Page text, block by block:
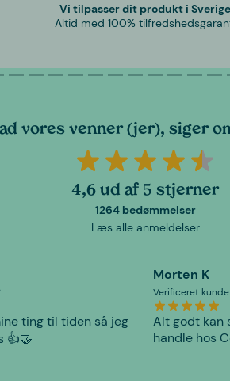
Vi tilpasser dit produkt i Sverige
Altid med 100%
vores venner (jer), siger
4,6 ud af 5 stjerner
1264 bedømmelser
Læs alle anmeldelser
ting til tiden så jeg
👍🤝
Morten K
Verificeret kunde
Alt godt kan
handle hos